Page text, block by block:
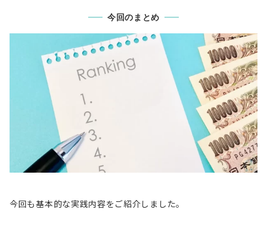
今回のまとめ
今回も基本的な実践内容をご紹介しました。